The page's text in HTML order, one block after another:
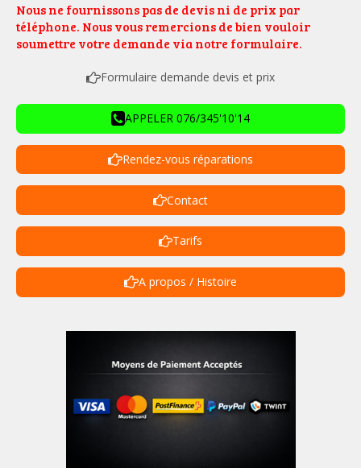
Nous ne fournissons pas de devis ni de prix par
téléphone. Nous vous remercions de bien vouloir
soumettre votre demande via notre formulaire.
Formulaire demande devis et prix
APPELER 076/345'10'14
Rendez-vous réparations
Contact
Tarifs
A propos / Histoire